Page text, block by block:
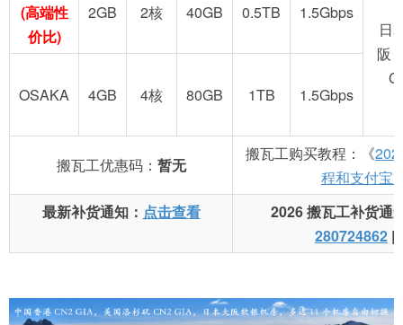
(高端性
价比)
2GB 2核 40GB 0.5TB
1.5Gbps
日
阪
OSAKA
4GB 4核 80GB 1TB 1.5Gbps
搬瓦工优惠码： 暂无
搬瓦工购买教程：《
程和支付宝
最新补货通知： 点击查看
2026 搬瓦工补货通
280724862 |